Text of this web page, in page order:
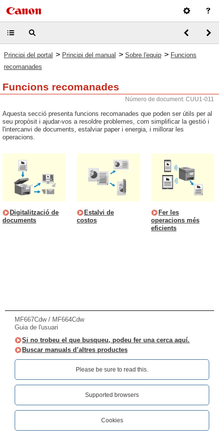
Principi del portal > Principi del manual > Sobre l'equip > Funcions
recomanades
Funcions recomanades
Número de document: CUU1-011
Aquesta secció presenta funcions recomanades que poden ser útils per al
seu propòsit i ajudar-vos a resoldre problemes, com simplificar la gestió i
l'intercanvi de documents, estalviar paper i energia, i millorar les
operacions.
Digitalització de
documents
Estalvi de
costos
Fer les
operacions més
eficients
MF667Cdw / MF664Cdw
Guia de l'usuari
Si no trobeu el que busqueu, podeu fer una cerca aquí.
Buscar manuals d’altres productes
Please be sure to read this.‎
Supported browsers
Cookies